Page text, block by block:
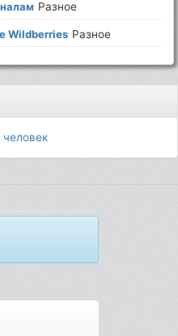
Разное
Wildberries Разное
человек